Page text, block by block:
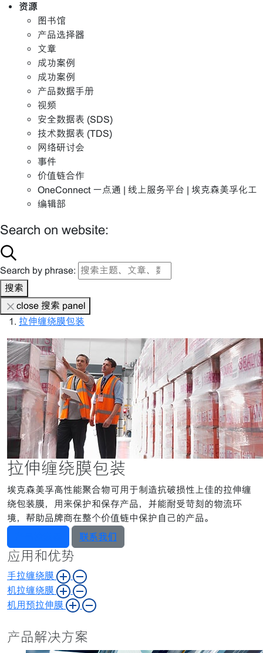
资源
图书馆
产品选择器
文章
成功案例
成功案例
产品数据手册
视频
安全数据表 (SDS)
技术数据表 (TDS)
网络研讨会
事件
价值链合作
OneConnect 一点通 | 线上服务平台 | 埃克森美孚化工
编辑部
Search on website:
Search by phrase:
搜索
close 搜索 panel
拉伸缠绕膜包装
拉伸缠绕膜包装
埃克森美孚高性能聚合物可用于制造抗破损性上佳的拉伸缠
绕包装膜，用来保护和保存产品，并能耐受苛刻的物流环
境，帮助品牌商在整个价值链中保护自己的产品。
联系我们
应用和优势
手拉缠绕膜
机拉缠绕膜
机用预拉伸膜
产品解决方案